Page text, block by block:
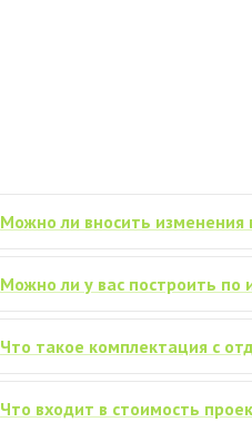
Можно ли вносить изменения
Можно ли у вас построить по
Что такое комплектация с
Что входит в стоимость